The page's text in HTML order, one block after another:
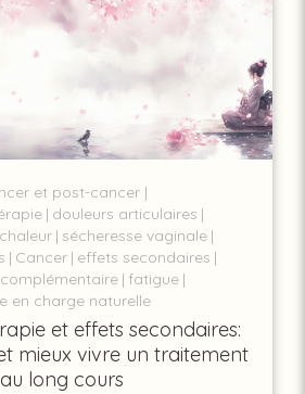
et post-cancer
douleurs articulaires
sécheresse vaginale
Cancer effets secondaires
fatigue
en charge naturelle
et effets secondaires:
mieux vivre un traitement
au long cours